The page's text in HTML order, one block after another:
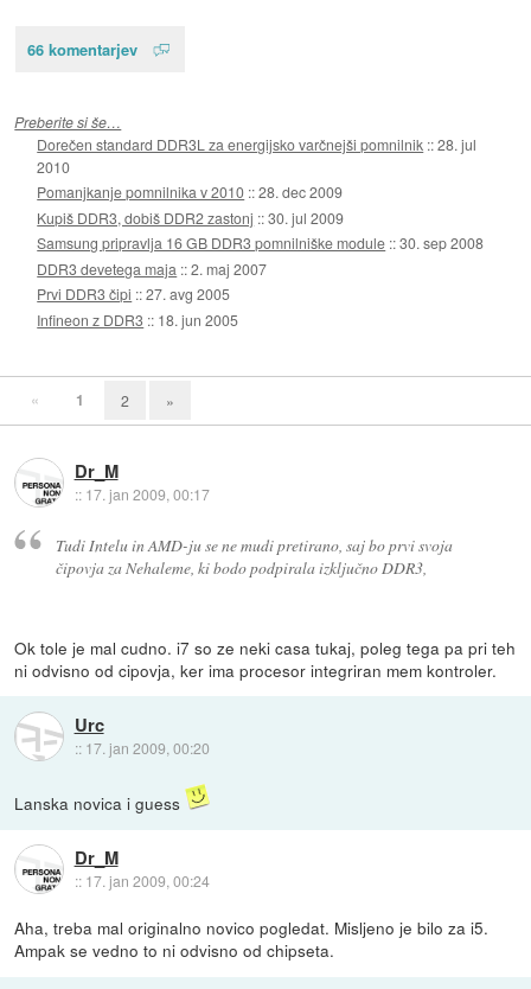
66 komentarjev
Preberite si še…
Dorečen standard DDR3L za energijsko varčnejši pomnilnik ::28. jul
2010
Pomanjkanje pomnilnika v 2010 ::28. dec 2009
Kupiš DDR3, dobiš DDR2 zastonj ::30. jul 2009
Samsung pripravlja 16 GB DDR3 pomnilniške module ::30. sep 2008
DDR3 devetega maja ::2. maj 2007
Prvi DDR3 čipi ::27. avg 2005
Infineon z DDR3 :: 18. jun 2005
« 1 2 »
Dr_M
:: 17. jan 2009, 00:17
Tudi Intelu in AMD-ju se ne mudi pretirano, saj bo prvi svoja
čipovja za Nehaleme, ki bodo podpirala izključno DDR3,
Ok tole je mal cudno. i7 so ze neki casa tukaj, poleg tega pa pri teh
ni odvisno od cipovja, ker ima procesor integriran mem kontroler.
Urc
:: 17. jan 2009, 00:20
Lanska novica i guess
Dr_M
:: 17. jan 2009, 00:24
Aha, treba mal originalno novico pogledat. Misljeno je bilo za i5.
Ampak se vedno to ni odvisno od chipseta.